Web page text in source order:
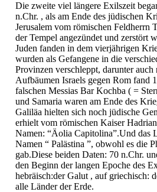
Die zweite viel längere Exilszeit
n.Chr. , als am Ende des jüdischen
Jerusalem vom römischen Feldherrn
der Tempel angezündet und zerstört
Juden fanden in dem vierjährigen
wurden als Gefangene in die
Provinzen verschleppt, darunter
Aufbäumen Israels gegen Rom fand
falschen Messias Bar Kochba ( =
und Samaria waren am Ende des
Galiläa hielten sich noch jüdische
erhielt vom römischen Kaiser
Namen: “Äolia Capitolina”.Und das
Namen “ Palästina ”, obwohl es die
gab.Diese beiden Daten: 70 n.Chr.
den Beginn der langen Epoche des
hebräisch:der Galut , auf griechisch:
alle Länder der Erde.